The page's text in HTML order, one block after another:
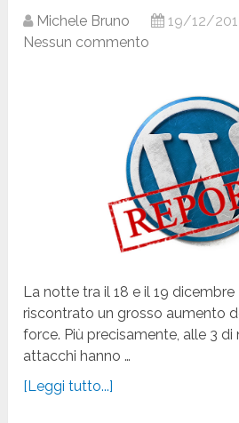
Michele Bruno 19/12/
Nessun commento
La notte tra il 18 e il 19
riscontrato un grosso aumento
force. Più precisamente, alle 3 di
attacchi hanno …
[Leggi tutto...]